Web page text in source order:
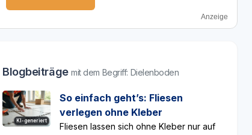
Anzeige
Blogbeiträgemit dem Begriff: Dielenboden
KI-generiert
So einfach geht’s: Fliesen
verlegen ohne Kleber
Fliesen lassen sich ohne Kleber nur auf